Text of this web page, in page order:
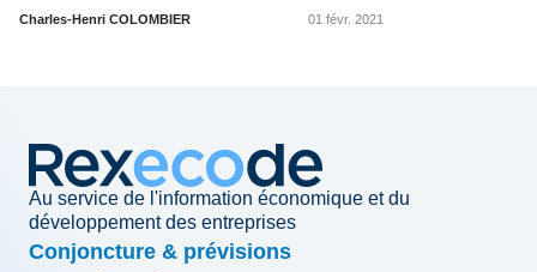
Charles-Henri COLOMBIER 01 févr. 2021
Au service de l'information économique et du
développement des entreprises
Conjoncture & prévisions